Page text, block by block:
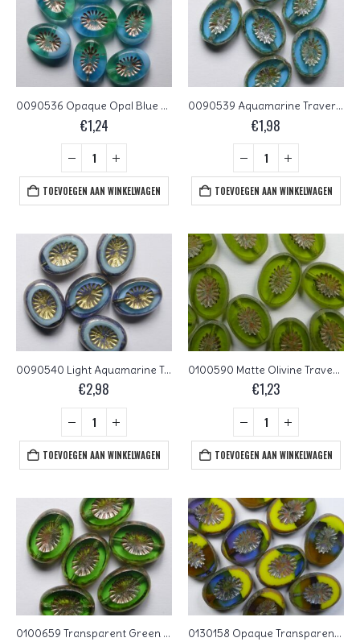
0090536 Opaque Opal Blue Green Rose Gold Washed Oval Kiwi Bead 14×10 mm 5 Pc.
€1,24
TOEVOEGEN AAN WINKELWAGEN
0090539 Aquamarine Travertin Silver Grey Washed Kiwi Table Cut Bead. 5 Pc.
€1,98
TOEVOEGEN AAN WINKELWAGEN
0090540 Light Aquamarine Turquoise Azur Melee Gold Bronze Washed Kiwi Table Cut Bead 5 Pc.
€2,98
TOEVOEGEN AAN WINKELWAGEN
0100590 Matte Olivine Travertin Kiwi Table Cut Bead. 5 Pc.
€1,23
TOEVOEGEN AAN WINKELWAGEN
0100659 Transparent Green Matte Bronze Travertin Kiwi Table Cut Bead 5 Pc. 0130158 Opaque Transparent Mixed Yellow Green Brown Blue Travertin Kiwi Table Cut Bead. 5 Pc.